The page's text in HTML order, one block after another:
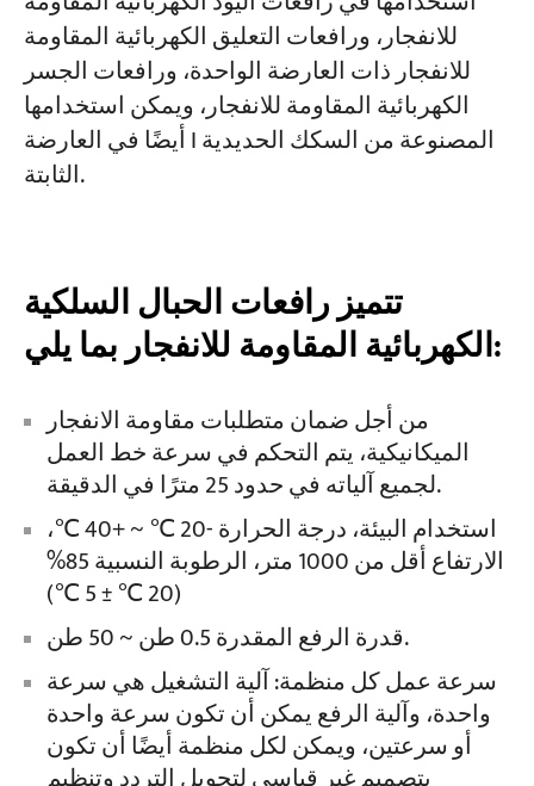
للانفجار، ورافعات التعليق الكهربائية المقاومة
للانفجار ذات العارضة الواحدة، ورافعات الجسر
الكهربائية المقاومة للانفجار، ويمكن استخدامها
أيضًا في العارضة I المصنوعة من السكك الحديدية
الثابتة.
تتميز رافعات الحبال السلكية
الكهربائية المقاومة للانفجار بما يلي:
من أجل ضمان متطلبات مقاومة الانفجار
الميكانيكية، يتم التحكم في سرعة خط العمل
لجميع آلياته في حدود 25 مترًا في الدقيقة.
استخدام البيئة، درجة الحرارة -20 ℃ ~ +40 ℃،
الارتفاع أقل من 1000 متر، الرطوبة النسبية 85%
(20 ℃ ± 5 ℃)
قدرة الرفع المقدرة 0.5 طن ~ 50 طن.
سرعة عمل كل منظمة: آلية التشغيل هي سرعة
واحدة، وآلية الرفع يمكن أن تكون سرعة واحدة
أو سرعتين، ويمكن لكل منظمة أيضًا أن تكون